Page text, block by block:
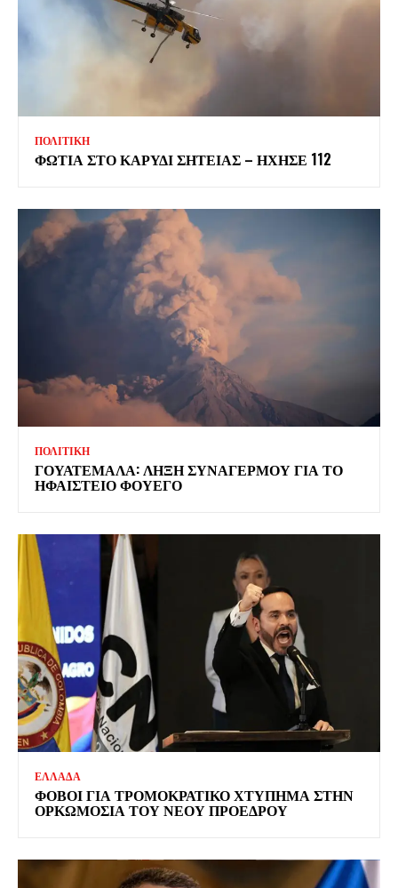
ΠΟΛΙΤΙΚΗ
ΦΩΤΙΑ ΣΤΟ ΚΑΡΥΔΙ ΣΗΤΕΙΑΣ – ΗΧΗΣΕ 112
ΠΟΛΙΤΙΚΗ
ΓΟΥΑΤΕΜΑΛΑ: ΛΗΞΗ ΣΥΝΑΓΕΡΜΟΥ ΓΙΑ ΤΟ
ΗΦΑΙΣΤΕΙΟ ΦΟΥΕΓΟ
ΕΛΛΑΔΑ
ΦΟΒΟΙ ΓΙΑ ΤΡΟΜΟΚΡΑΤΙΚΟ ΧΤΥΠΗΜΑ ΣΤΗΝ
ΟΡΚΩΜΟΣΙΑ ΤΟΥ ΝΕΟΥ ΠΡΟΕΔΡΟΥ